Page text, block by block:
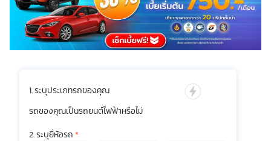
ระบุประเภทรถของคุณ
รถของคุณเป็นรถยนต์ไฟฟ้าหรือไม่
ระบุยี่ห้อรถ *